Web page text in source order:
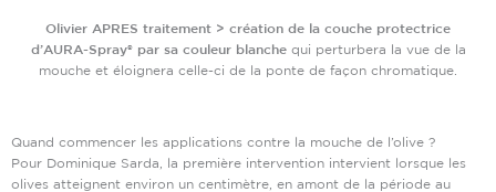
Olivier APRES traitement > création de la couche protectrice
d’AURA-Spray® par sa couleur blanchequi perturbera la vue de la
mouche et éloignera celle-ci de la ponte de façon chromatique.
Quand commencer les applications contre la mouche de l’olive ?
Pour Dominique Sarda, la première intervention intervient lorsque les
olives atteignent environ un centimètre, en amont de la période au